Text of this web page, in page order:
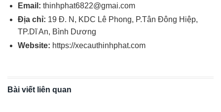
Email: thinhphat6822@gmai.com
Địa chỉ: 19 Đ. N, KDC Lê Phong, P.Tân Đông Hiệp,
TP.Dĩ An, Bình Dương
Website: https://xecauthinhphat.com
Bài viết liên quan